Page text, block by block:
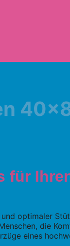
für
optimaler
die
eines